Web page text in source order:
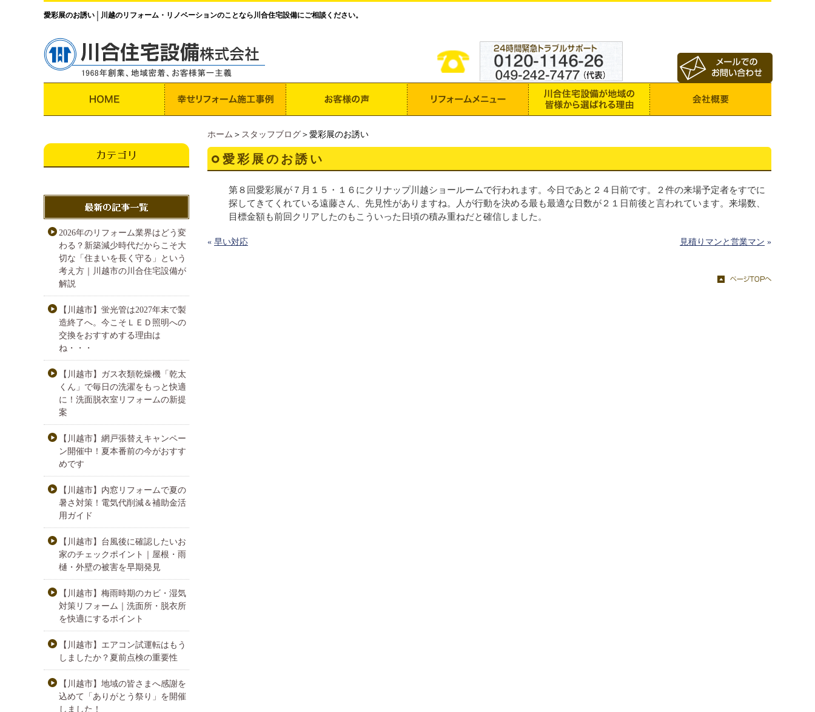
愛彩展のお誘い 川越のリフォーム・リノベーションのことなら川合住宅設備にご相談ください。
ホーム ＞ スタッフブログ ＞愛彩展のお誘い
愛彩展のお誘い
第８回愛彩展が７月１５・１６にクリナップ川越ショールームで行われます。今日であと２４日前です。２件の来場予定者をすでに
探してきてくれている遠藤さん、先見性がありますね。人が行動を決める最も最適な日数が２１日前後と言われています。来場数、
目標金額も前回クリアしたのもこういった日頃の積み重ねだと確信しました。
« 早い対応 見積りマンと営業マン »
2026年のリフォーム業界はどう変
わる？新築減少時代だからこそ大
切な「住まいを長く守る」という
考え方｜川越市の川合住宅設備が
解説
【川越市】蛍光管は2027年末で製
造終了へ。今こそＬＥＤ照明への
交換をおすすめする理由は
ね・・・
【川越市】ガス衣類乾燥機「乾太
くん」で毎日の洗濯をもっと快適
に！洗面脱衣室リフォームの新提
案
【川越市】網戸張替えキャンペー
ン開催中！夏本番前の今がおすす
めです
【川越市】内窓リフォームで夏の
暑さ対策！電気代削減＆補助金活
用ガイド
【川越市】台風後に確認したいお
家のチェックポイント｜屋根・雨
樋・外壁の被害を早期発見
【川越市】梅雨時期のカビ・湿気
対策リフォーム｜洗面所・脱衣所
を快適にするポイント
【川越市】エアコン試運転はもう
しましたか？夏前点検の重要性
【川越市】地域の皆さまへ感謝を
込めて「ありがとう祭り」を開催
しました！